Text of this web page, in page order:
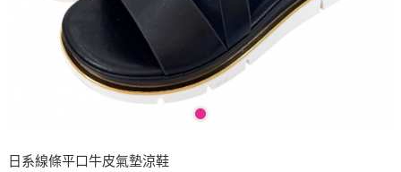
日系線條平口牛皮氣墊涼鞋